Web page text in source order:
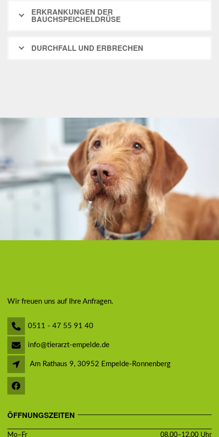
ERKRANKUNGEN DER
BAUCHSPEICHELDRÜSE
DURCHFALL UND ERBRECHEN
Wir freuen uns auf Ihre Anfragen.
0511 - 47 55 91 40
info@tierarzt-empelde.de
Am Rathaus 9, 30952 Empelde-Ronnenberg
ÖFFNUNGSZEITEN
Mo–Fr 08.00–12.00 Uhr